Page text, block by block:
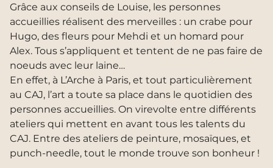
Grâce aux conseils de Louise, les personnes
accueillies réalisent des merveilles : un crabe pour
Hugo, des fleurs pour Mehdi et un homard pour
Alex. Tous s’appliquent et tentent de ne pas faire de
noeuds avec leur laine…
En effet, à L’Arche à Paris, et tout particulièrement
au CAJ, l’art a toute sa place dans le quotidien des
personnes accueillies. On virevolte entre différents
ateliers qui mettent en avant tous les talents du
CAJ. Entre des ateliers de peinture, mosaïques, et
punch-needle, tout le monde trouve son bonheur !